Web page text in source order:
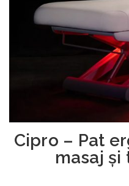
Cipro – Pat
masaj